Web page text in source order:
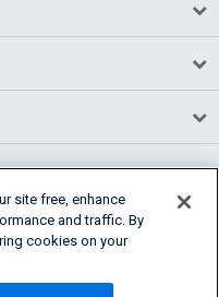
site free, enhance
and traffic. By
cookies on your